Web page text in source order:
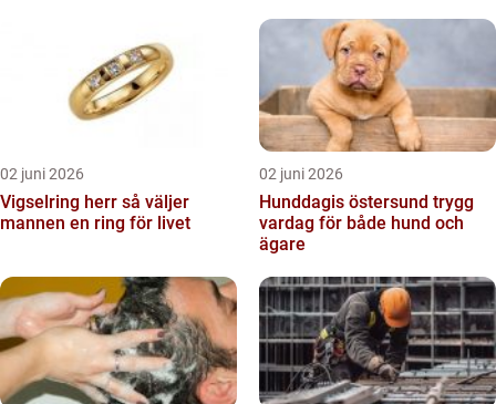
02 juni 2026
Vigselring herr så väljer
mannen en ring för livet
02 juni 2026
Hunddagis östersund trygg
vardag för både hund och
ägare